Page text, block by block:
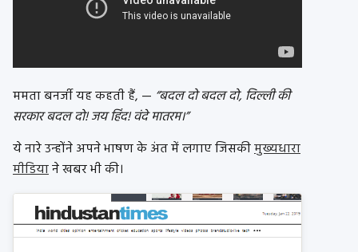
ममता बनर्जी यह कहती हैं, — “बदल दो बदल दो, दिल्ली की
सरकार बदल दो! जय हिंद! वंदे मातरम।”
ये नारे उन्होंने अपने भाषण के अंत में लगाए जिसकीमुख्यधारा
मीडियाने खबर भी की।